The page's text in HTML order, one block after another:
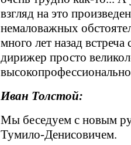
взгляд на это
немаловажных
много лет назад
дирижер просто
Иван Толстой:
Мы беседуем с новым
Тумило-Денисовичем.